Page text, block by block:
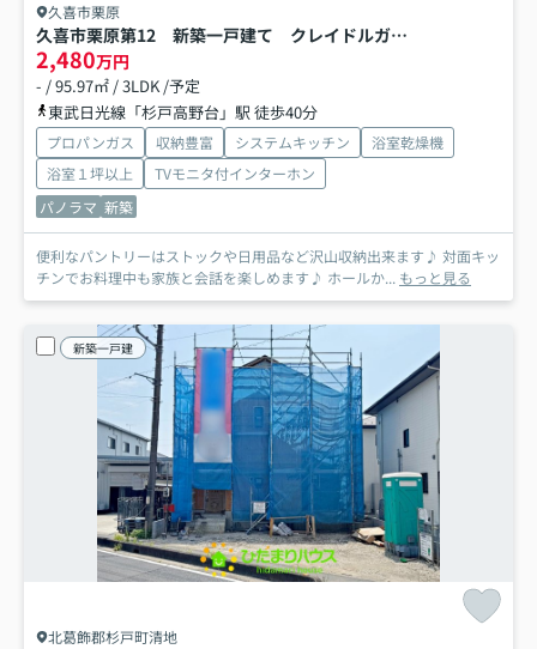
久喜市栗原
久喜市栗原第12 新築一戸建て クレイドルガーデン
2,480万円
- / 95.97㎡ / 3LDK /予定
東武日光線「杉戸高野台」駅 徒歩40分
プロパンガス 収納豊富 システムキッチン
浴室乾燥機
浴室１坪以上
TVモニタ付インターホン
パノラマ 新築
便利なパントリーはストックや日用品など沢山収納出来ます♪ 対面キッ
チンでお料理中も家族と会話を楽しめます♪ ホールか... もっと見る
新築一戸建
北葛飾郡杉戸町清地